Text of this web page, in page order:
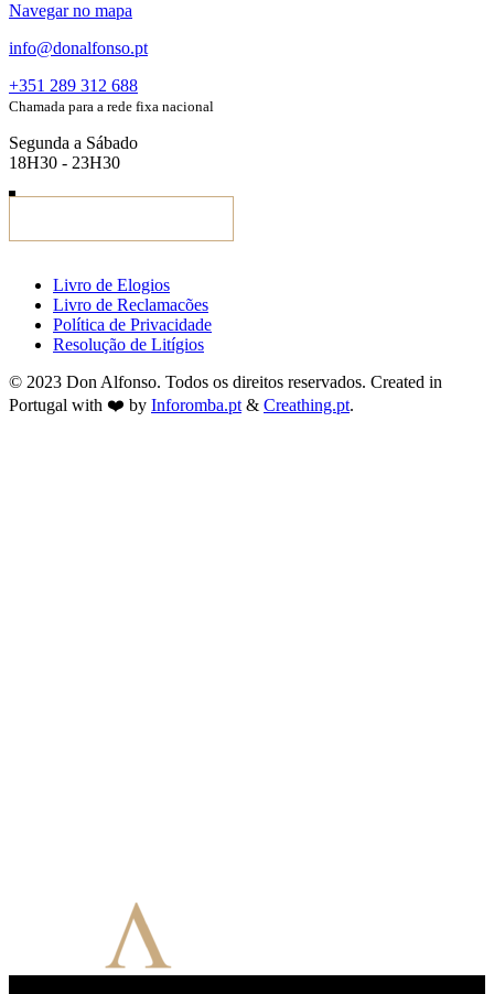
Navegar no mapa
info@donalfonso.pt
+351 289 312 688
Chamada para a rede fixa nacional
Segunda a Sábado
18H30 - 23H30
Livro de Elogios
Livro de Reclamacões
Política de Privacidade
Resolução de Litígios
© 2023 Don Alfonso. Todos os direitos reservados. Created in
Portugal with ❤️ by Inforomba.pt & Creathing.pt.